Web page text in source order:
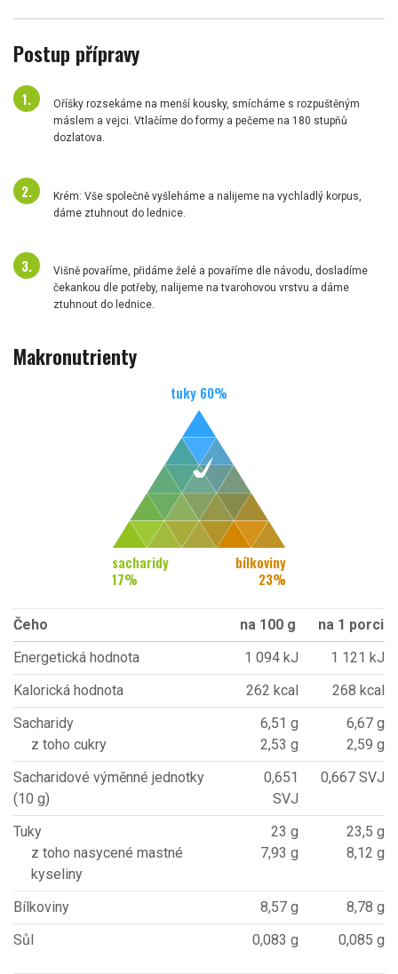
Postup přípravy
Oříšky rozsekáme na menší kousky, smícháme s rozpuštěným
máslem a vejci. Vtlačíme do formy a pečeme na 180 stupňů
dozlatova.
Krém: Vše společně vyšleháme a nalijeme na vychladlý korpus,
dáme ztuhnout do lednice.
Višně povaříme, přidáme želé a povaříme dle návodu, dosladíme
čekankou dle potřeby, nalijeme na tvarohovou vrstvu a dáme
ztuhnout do lednice.
Makronutrienty
tuky 60%
sacharidy
17%
bílkoviny
23%
Čeho na 100 g
na 1 porci
Energetická hodnota
1 094 kJ
1 121 kJ
Kalorická hodnota
262 kcal
268 kcal
Sacharidy
z toho cukry
6,51 g
2,53 g
6,67 g
2,59 g
Sacharidové výměnné jednotky
(10 g)
0,651
SVJ
0,667 SVJ
Tuky
z toho nasycené mastné
kyseliny
23 g
7,93 g
23,5 g
8,12 g
Bílkoviny 8,57 g
8,78 g
Sůl
0,083 g 0,085 g